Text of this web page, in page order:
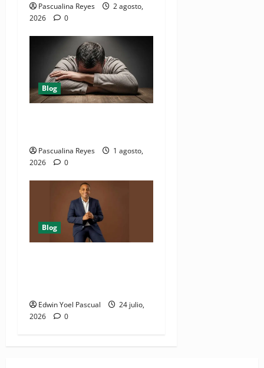
Pascualina Reyes
2 agosto,
2026
0
Blog
Pascualina Reyes
1 agosto,
2026
0
Blog
Edwin Yoel Pascual
24 julio,
2026
0